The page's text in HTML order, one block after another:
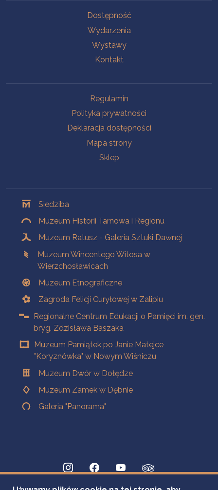
Dostępność
Wydarzenia
Wystawy
Kontakt
Regulamin
Polityka prywatności
Deklaracja dostępności
Mapa strony
Sklep
Siedziba
Muzeum Historii Tarnowa i Regionu
Muzeum Ratusz - Galeria Sztuki Dawnej
Muzeum Wincentego Witosa w
Wierzchosławicach
Muzeum Etnograficzne
Zagroda Felicji Curyłowej w Zalipiu
Regionalne Centrum Edukacji o Pamięci im. gen.
bryg. Zdzisława Baszaka
Muzeum Pamiątek po Janie Matejce
"Koryznówka" w Nowym Wiśniczu
Muzeum Dwór w Dołędze
Muzeum Zamek w Dębnie
Galeria "Panorama"